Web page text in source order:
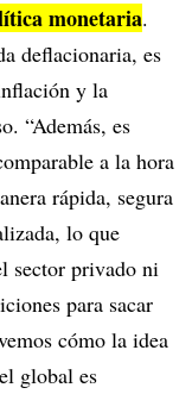
monetaria.
deflacionaria, es
y la
“Además, es
a la hora
rápida, segura
lo que
sector privado ni
para sacar
cómo la idea
global es